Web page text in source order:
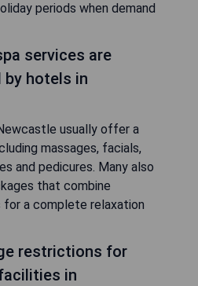
periods when demand
services are
hotels in
usually offer a
massages, facials,
and pedicures. Many also
that combine
a complete relaxation
restrictions for
in